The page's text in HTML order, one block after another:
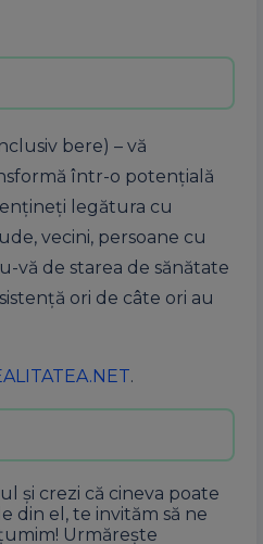
bere) – vă
într-o potenţială
legătura cu
vecini, persoane cu
vă de starea de sănătate
ori de câte ori au
.
și crezi că cineva poate
din el, te invităm să ne
Urmărește